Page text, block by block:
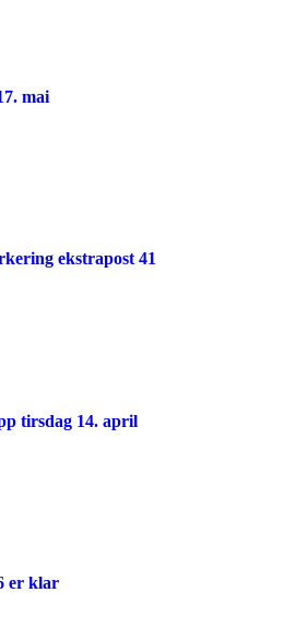
mai
ekstrapost 41
tirsdag 14. april
er klar